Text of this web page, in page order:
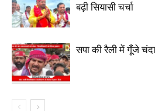
बढ़ी सियासी चर्चा
सपा की रैली में गूँजे